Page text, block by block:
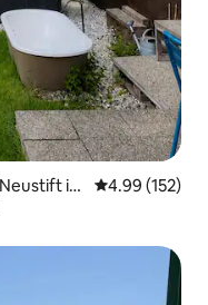
im
平均评分 4.99
4.99 (152)